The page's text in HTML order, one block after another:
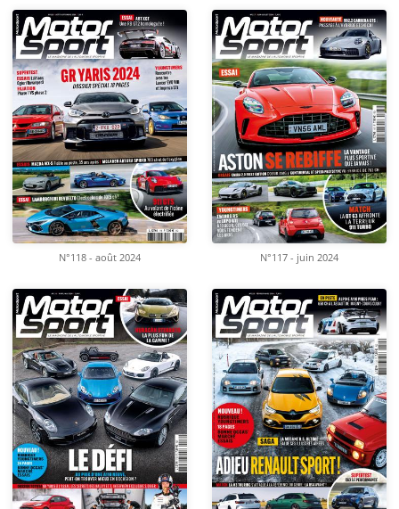
N°118 - août 2024 N°117 - juin 2024